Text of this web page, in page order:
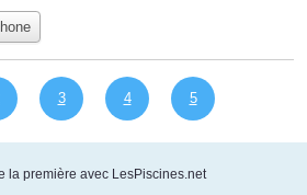
3 4 5
la première avec LesPiscines.net